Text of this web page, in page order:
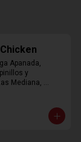
Apanada,
y
Mediana,